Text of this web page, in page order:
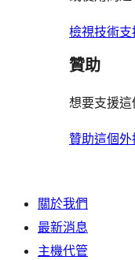
檢視技術
贊助
想要支援這
贊助這個外
關於我們
最新消息
主機代管